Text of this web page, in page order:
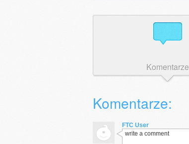
Komentarze
Komentarze:
FTC User
write a comment